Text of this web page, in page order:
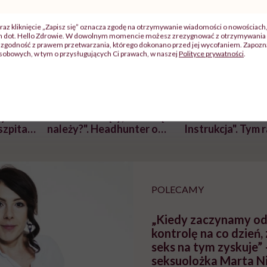
należy?". Headhunter o
Instrukcja". Tym
POLECAMY
„Kiedy zaczynamy
kontrolę na co dzień,
seks na tym zyskuje”
seksuolożka Marta
kliknięcie „Zapisz się” oznacza zgodę na otrzymywanie wiadomości o
dot. Hello Zdrowie. W dowolnym momencie możesz zrezygnować z
zgodność z prawem przetwarzania, którego dokonano przed jej wycofaniem.
w tym o przysługujących Ci prawach, w naszejPolityce prywatności.